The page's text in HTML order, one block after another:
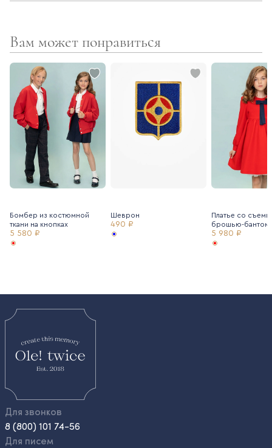
- Оборка по планке
Вам может понравиться
Бомбер из костюмной
ткани на кнопках
5 580 ₽
Шеврон
490 ₽
Платье со
брошью-бантом
5 980 ₽
Для звонков
8 (800) 101 74-56
Для писем